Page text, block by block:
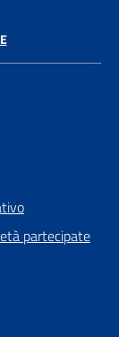
partecipate